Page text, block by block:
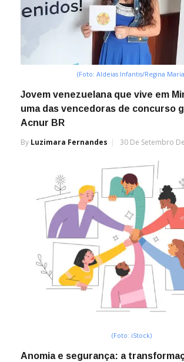
(Foto: Aldeias Infantis/Regina
Jovem venezuelana que vive em
uma das vencedoras de concurso
Acnur BR
By Luzimara Fernandes 30 De Setembro
(Foto: iStock)
Anomia e segurança: a